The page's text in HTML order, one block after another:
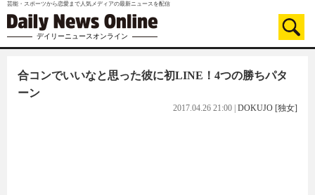
芸能・スポーツから恋愛まで人気メディアの最新ニュースを配信
デイリーニュースオンライン
合コンでいいなと思った彼に初LINE！4つの勝ちパタ
ーン
2017.04.26 21:00 DOKUJO [独女]